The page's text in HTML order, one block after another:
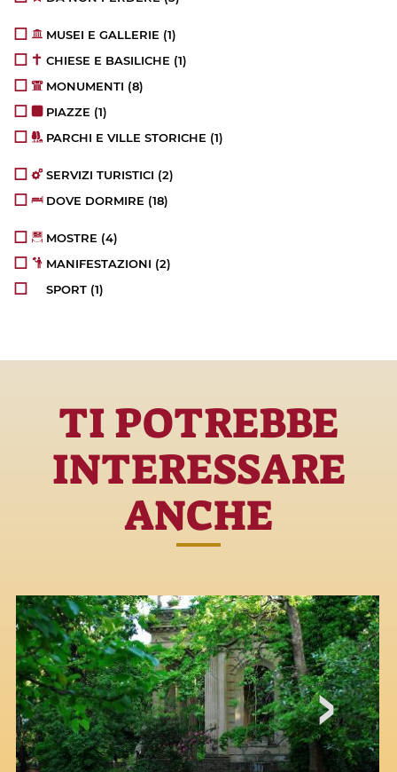
MUSEI E GALLERIE (1)
CHIESE E BASILICHE (1)
MONUMENTI (8)
PIAZZE (1)
PARCHI E VILLE STORICHE (1)
SERVIZI TURISTICI (2)
DOVE DORMIRE (18)
MOSTRE (4)
MANIFESTAZIONI (2)
SPORT (1)
TI POTREBBE
INTERESSARE
ANCHE